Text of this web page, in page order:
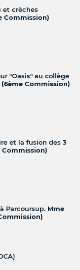
et crèches
Commission)
"Oasis" au collège
Commission)
et la fusion des 3
Commission)
Parcoursup. Mme